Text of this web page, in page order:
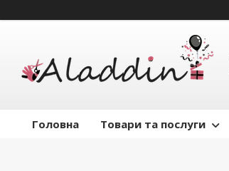
Головна Товари та послуги